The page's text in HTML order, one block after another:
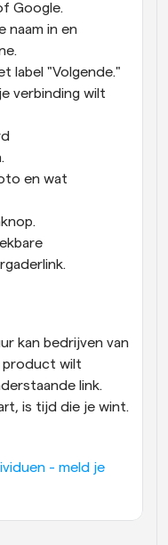
Google.
naam in en
label "Volgende."
verbinding wilt
en wat
kan bedrijven van
product wilt
link.
is tijd die je wint.
- meld je